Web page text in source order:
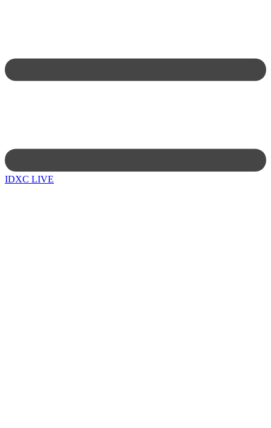
IDXC LIVE